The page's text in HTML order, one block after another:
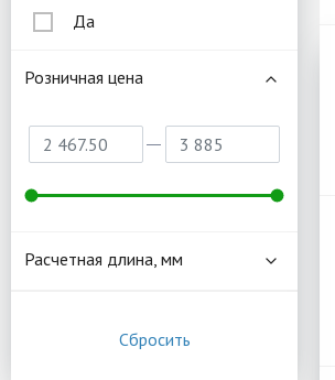
Да
Розничная цена
Расчетная длина, мм